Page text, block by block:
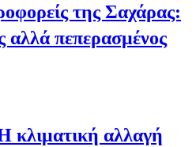
της Σαχάρας:
αλλά πεπερασμένος
κλιματική αλλαγή